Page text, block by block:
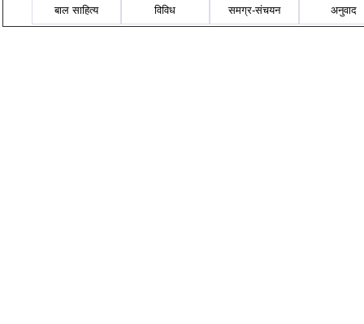
बाल साहित्य विविध समग्र-संचयन अनुवाद